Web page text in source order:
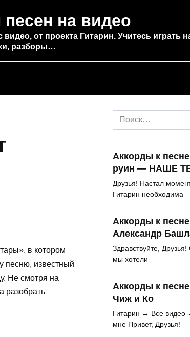
на видео
от проекта Гитарин. Учитесь играть
разборы…
в котором
песню, известный
Не смотря на
разобрать
Search
for:
Аккорды к
руин — НАШЕ
Друзья! Настал
Гитарин необходима
Аккорды к
Александр
Здравствуйте,
мы хотели
Аккорды к
Чиж и Ко
Гитарин → Все
мне Привет, Друзья!